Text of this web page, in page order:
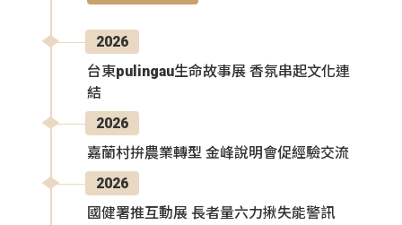
2026
台東pulingau生命故事展 香氛串起文化連
結
2026
嘉蘭村拚農業轉型 金峰說明會促經驗交流
2026
國健署推互動展 長者量六力揪失能警訊